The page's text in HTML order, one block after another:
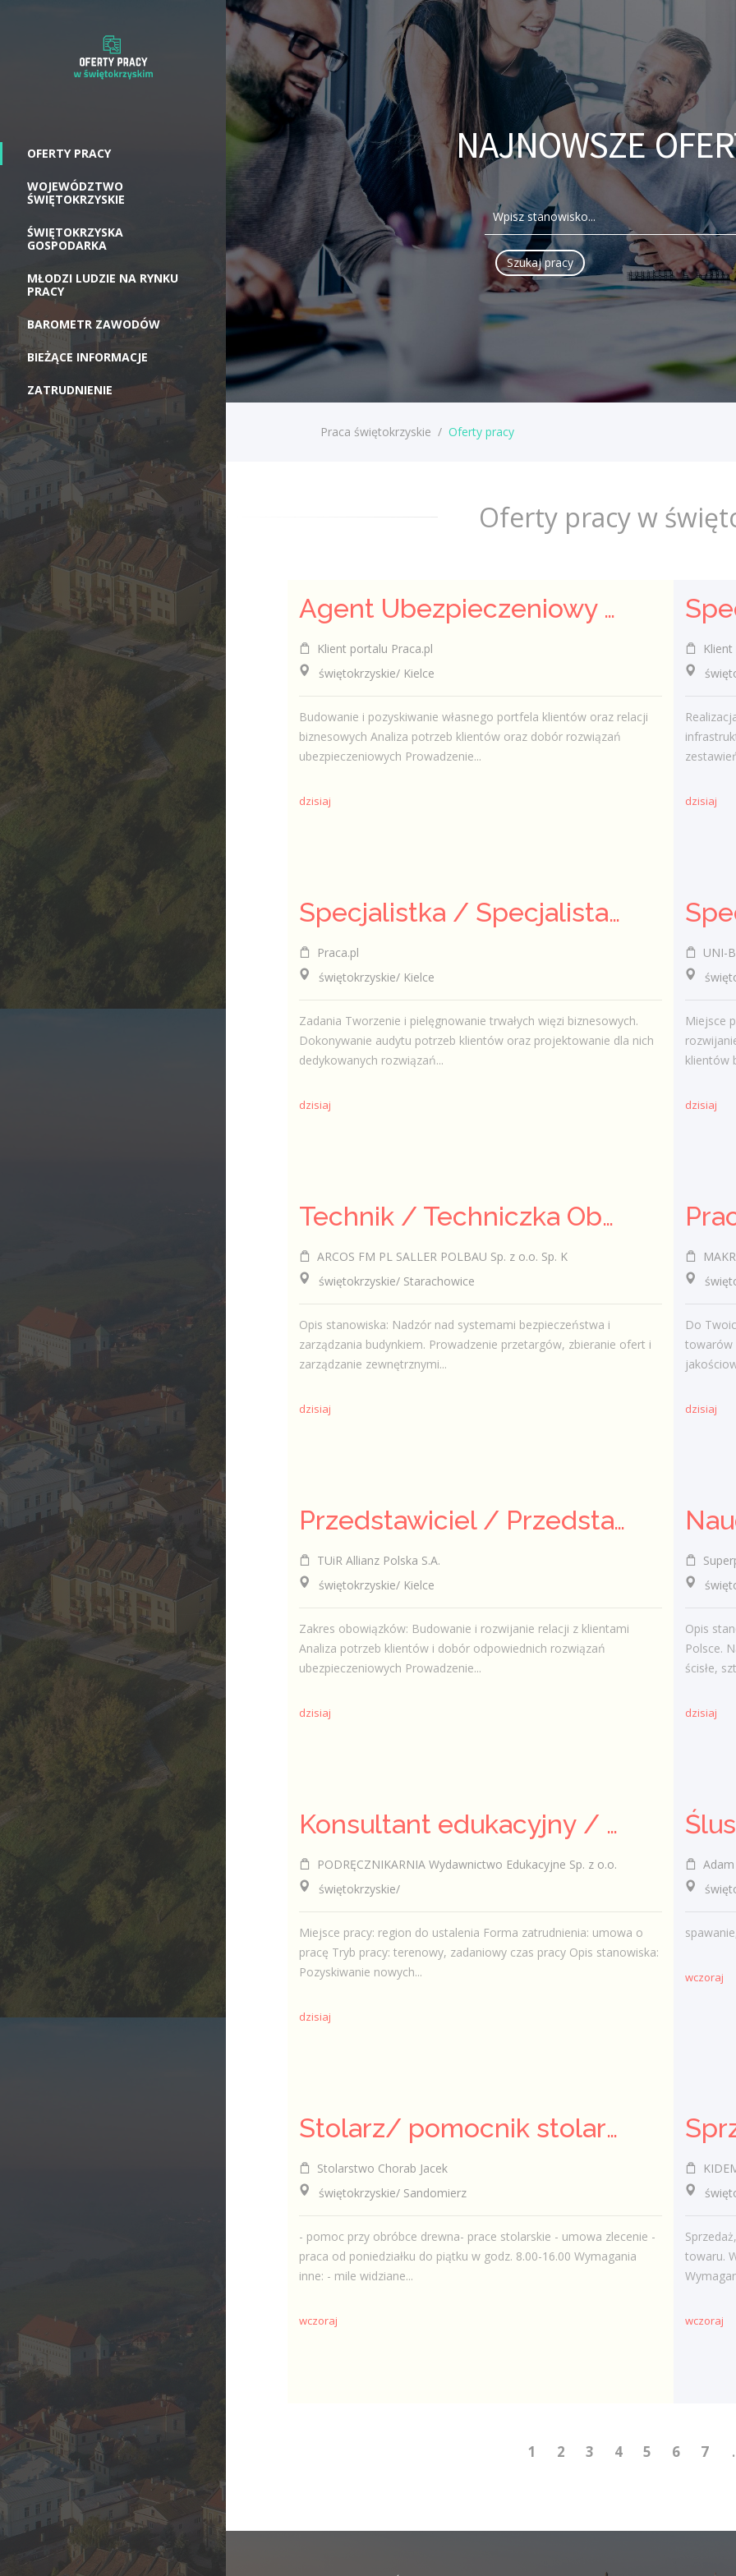
OFERTY PRACY
WOJEWÓDZTWO
ŚWIĘTOKRZYSKIE
ŚWIĘTOKRZYSKA
GOSPODARKA
MŁODZI LUDZIE NA RYNKU
PRACY
BAROMETR ZAWODÓW
BIEŻĄCE INFORMACJE
ZATRUDNIENIE
NAJNOWSZE
Praca świętokrzyskie / Oferty pracy
Oferty pracy w
Agent Ubezpieczeniowy / Agentka Ubezpieczeniowa
Klient portalu Praca.pl
świętokrzyskie/ Kielce
Budowanie i pozyskiwanie własnego portfela klientów oraz relacji
biznesowych Analiza potrzeb klientów oraz dobór rozwiązań
ubezpieczeniowych Prowadzenie...
dzisiaj dzisiaj
Specjalistka / Specjalista ds. Sprzedaży ubezpieczeń
Praca.pl
świętokrzyskie/ Kielce
Zadania Tworzenie i pielęgnowanie trwałych więzi biznesowych.
Dokonywanie audytu potrzeb klientów oraz projektowanie dla nich
dedykowanych rozwiązań...
dzisiaj
UNI-
Miejsce
klientów
dzisiaj
Technik / Techniczka Obsługi Budynku
ARCOS FM PL SALLER POLBAU Sp. z o.o. Sp. K
świętokrzyskie/ Starachowice
Opis stanowiska: Nadzór nad systemami bezpieczeństwa i
zarządzania budynkiem. Prowadzenie przetargów, zbieranie ofert i
zarządzanie zewnętrznymi...
dzisiaj
Do
towarów
dzisiaj
Przedstawiciel / Przedstawicielka ds. sprzedaży ubezpieczeń majątkowych
TUiR Allianz Polska S.A.
świętokrzyskie/ Kielce
Zakres obowiązków: Budowanie i rozwijanie relacji z klientami
Analiza potrzeb klientów i dobór odpowiednich rozwiązań
ubezpieczeniowych Prowadzenie...
dzisiaj
Opis
Polsce.
ścisłe,
dzisiaj
Konsultant edukacyjny / Konsultantka edukacyjna
PODRĘCZNIKARNIA Wydawnictwo Edukacyjne Sp. z o.o.
świętokrzyskie/
Miejsce pracy: region do ustalenia Forma zatrudnienia: umowa o
pracę Tryb pracy: terenowy, zadaniowy czas pracy Opis stanowiska:
Pozyskiwanie nowych...
dzisiaj
Adam
wczoraj
Stolarz/ pomocnik stolarza (k/.m)
Stolarstwo Chorab Jacek
świętokrzyskie/ Sandomierz
- pomoc przy obróbce drewna- prace stolarskie - umowa zlecenie -
praca od poniedziałku do piątku w godz. 8.00-16.00 Wymagania
inne: - mile widziane...
wczoraj
towaru.
wczoraj
1 2 3 4 5 6 7